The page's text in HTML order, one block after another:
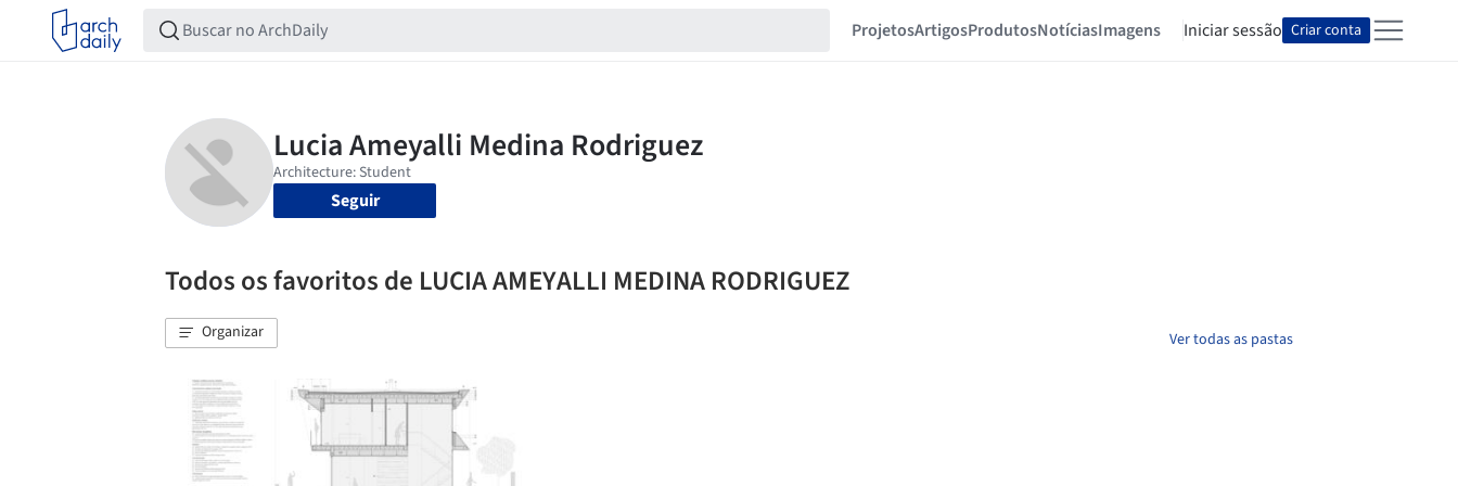
ProjetosArtigosProdutosNotíciasImagens Iniciar sessão Criar conta
Seguir
Todos os favoritos de LUCIA AMEYALLI MEDINA RODRIGUEZ
Organizar Ver todas as pastas